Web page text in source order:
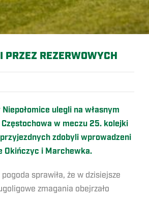
PRZEZ REZERWOWYCH
ulegli na własnym
w meczu 25. kolejki
zdobyli wprowadzeni
Okińczyc i Marchewka.
sprawiła, że w dzisiejsze
zmagania obejrzało